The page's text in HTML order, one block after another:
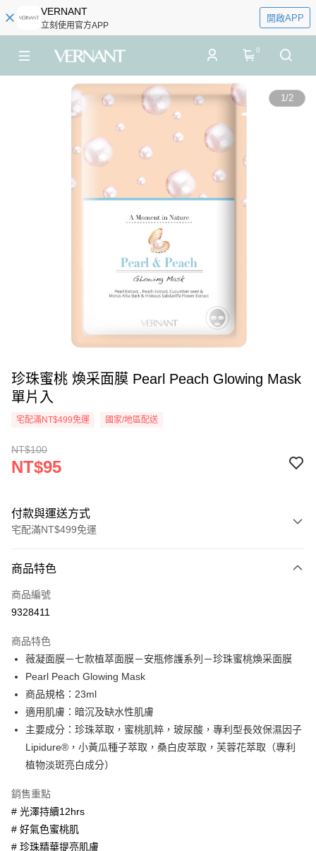
VERNANT
立刻使用官方APP
開啟APP
0
1/2
珍珠蜜桃 煥采面膜 Pearl Peach Glowing Mask
單片入
宅配滿NT$499免運 國家/地區配送
NT$100
NT$95
付款與運送方式
宅配滿NT$499免運
信用卡一次付款
超商取貨付款
Apple Pay
街口支付
悠遊付
Google Pay
AFTEE先享後付
【關於「AFTEE先享後付」】
AFTEE先享後付是「在收到商品之後才付款」的支付方式。 讓您購物簡單
便利好安心！
１．簡單：不需註冊會員、不需綁卡、不需儲值。
２．便利：只要手機號碼，簡訊認證，即可結帳。
商品特色
商品編號
9328411
商品特色
薇凝面膜－七款植萃面膜－安瓶修護系列－珍珠蜜桃煥采面膜
Pearl Peach Glowing Mask
商品規格：23ml
適用肌膚：暗沉及缺水性肌膚
主要成分：珍珠萃取，蜜桃肌粹，玻尿酸，專利型長效保濕因子
Lipidure®，小黃瓜種子萃取，桑白皮萃取，芙蓉花萃取（專利
植物淡斑亮白成分）
銷售重點
# 光澤持續12hrs
# 好氣色蜜桃肌
# 珍珠精華提亮肌膚